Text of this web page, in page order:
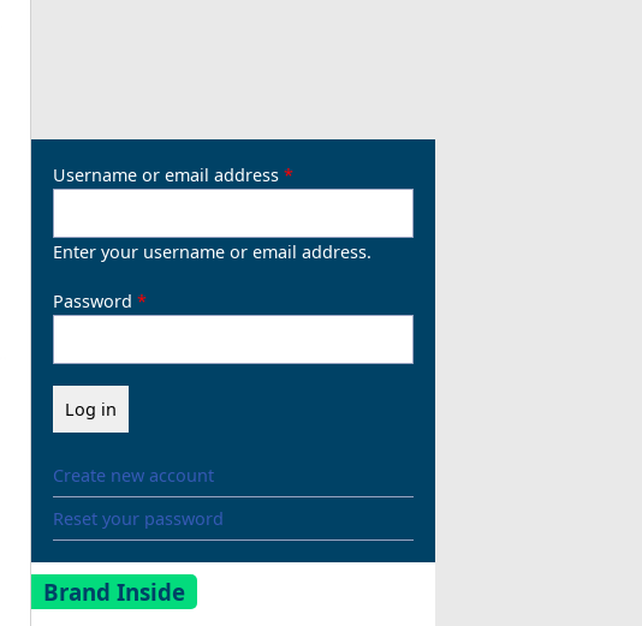
Username or email address
Enter your username or email address.
Password
Create new account
Reset your password
Brand Inside